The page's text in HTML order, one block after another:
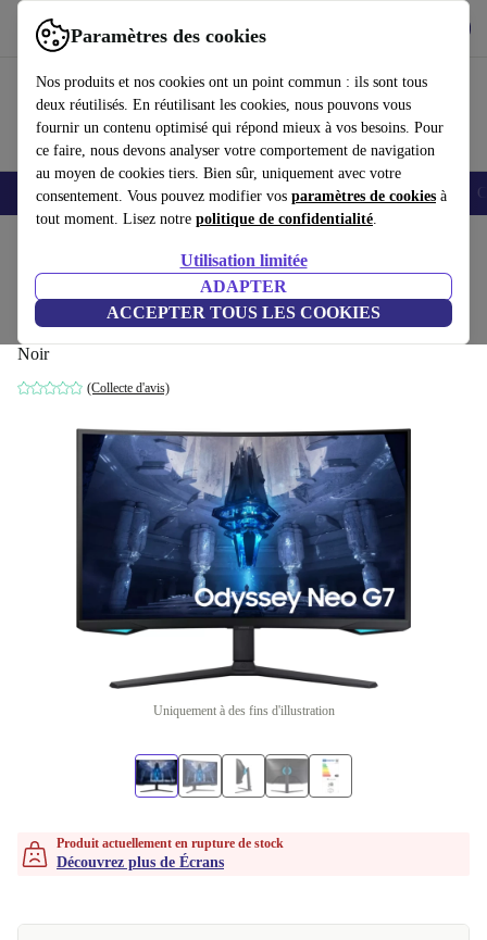
Paramètres des cookies
Nos produits et nos cookies ont un point commun : ils sont tous
deux réutilisés. En réutilisant les cookies, nous pouvons vous
fournir un contenu optimisé qui répond mieux à vos besoins. Pour
ce faire, nous devons analyser votre comportement de navigation
au moyen de cookies tiers. Bien sûr, uniquement avec votre
consentement. Vous pouvez modifier vos paramètres de cookies à
tout moment. Lisez notre politique de confidentialité.
Utilisation limitée
ADAPTER
ACCEPTER TOUS LES COOKIES
Utilisez refurbed rapidement et facilement
Smartphones Laptops Tablettes Montres connectées Accessoires
Samsung Odyssey Neo G7 G75NB (2022)
| 32-pouces
Noir
(Collecte d'avis)
Uniquement à des fins d'illustration
Produit actuellement en rupture de stock
Découvrez plus de Écrans